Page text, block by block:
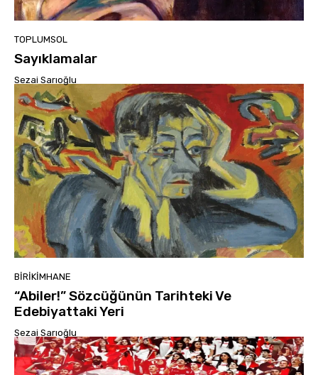
TOPLUMSOL
Sayıklamalar
Sezai Sarıoğlu
BIRIKIMHANE
“Abiler!” Sözcüğünün Tarihteki Ve
Edebiyattaki Yeri
Sezai Sarıoğlu